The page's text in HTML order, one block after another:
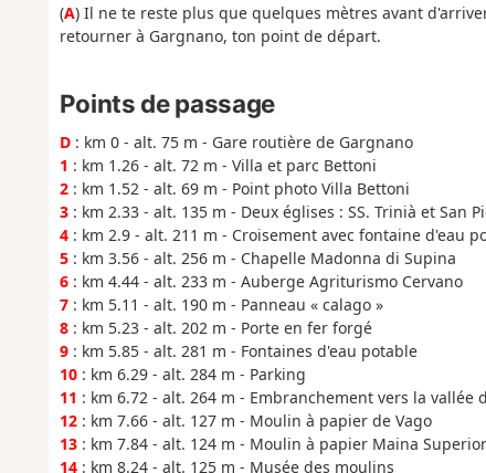
(A) Il ne te reste plus que quelques mètres avant
retourner à Gargnano, ton point de départ.
Points de passage
D: km 0 - alt. 75 m - Gare routière de Gargnano
1 : km 1.26 - alt. 72 m - Villa et parc Bettoni
2: km 1.52 - alt. 69 m - Point photo Villa Bettoni
3: km 2.33 - alt. 135 m - Deux églises : SS. Trinià et San
4: km 2.9 - alt. 211 m - Croisement avec fontaine d'eau
5: km 3.56 - alt. 256 m - Chapelle Madonna di Supina
6: km 4.44 - alt. 233 m - Auberge Agriturismo Cervano
7: km 5.11 - alt. 190 m - Panneau « calago »
8: km 5.23 - alt. 202 m - Porte en fer forgé
9: km 5.85 - alt. 281 m - Fontaines d'eau potable
10: km 6.29 - alt. 284 m - Parking
11 : km 6.72 - alt. 264 m - Embranchement vers la vallée
12: km 7.66 - alt. 127 m - Moulin à papier de Vago
13: km 7.84 - alt. 124 m - Moulin à papier Maina
14: km 8.24 - alt. 125 m - Musée des moulins